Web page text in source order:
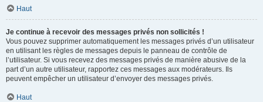
Haut
Je continue à recevoir des messages privés non sollicités !
Vous pouvez supprimer automatiquement les messages privés d’un utilisateur
en utilisant les règles de messages depuis le panneau de contrôle de
l’utilisateur. Si vous recevez des messages privés de manière abusive de la
part d’un autre utilisateur, rapportez ces messages aux modérateurs. Ils
peuvent empêcher un utilisateur d’envoyer des messages privés.
Haut